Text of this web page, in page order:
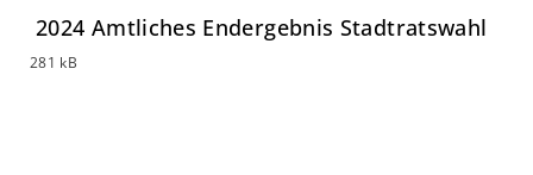
2024 Amtliches Endergebnis Stadtratswahl
281 kB